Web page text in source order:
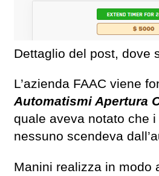
Dettaglio del post, dove
L’azienda FAAC viene
Automatismi Apertura
quale aveva notato che
nessuno scendeva
Manini realizza in modo